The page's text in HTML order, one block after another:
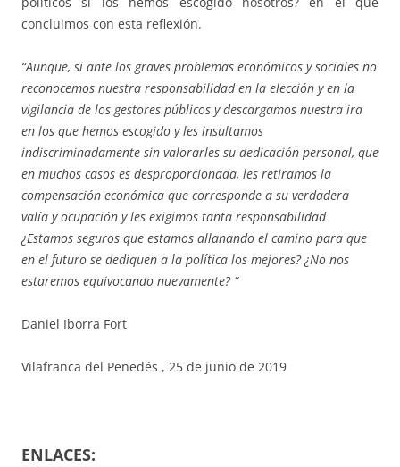
concluimos con esta reflexión.
“Aunque, si ante los graves problemas económicos y sociales no
reconocemos nuestra responsabilidad en la elección y en la
vigilancia de los gestores públicos y descargamos nuestra ira
en los que hemos escogido y les insultamos
indiscriminadamente sin valorarles su dedicación personal, que
en muchos casos es desproporcionada, les retiramos la
compensación económica que corresponde a su verdadera
valía y ocupación y les exigimos tanta responsabilidad
¿Estamos seguros que estamos allanando el camino para que
en el futuro se dediquen a la política los mejores? ¿No nos
estaremos equivocando nuevamente? “
Daniel Iborra Fort
Vilafranca del Penedés , 25 de junio de 2019
ENLACES: